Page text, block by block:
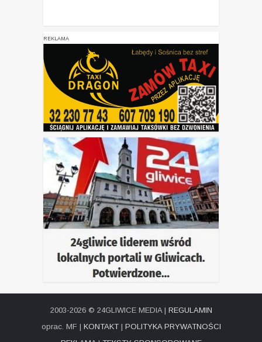
REKLAMA
2003-2026 © 24GLIWICE MEDIA | REGULAMIN
oprac. MF | KONTAKT| POLITYKA PRYWATNOŚCI